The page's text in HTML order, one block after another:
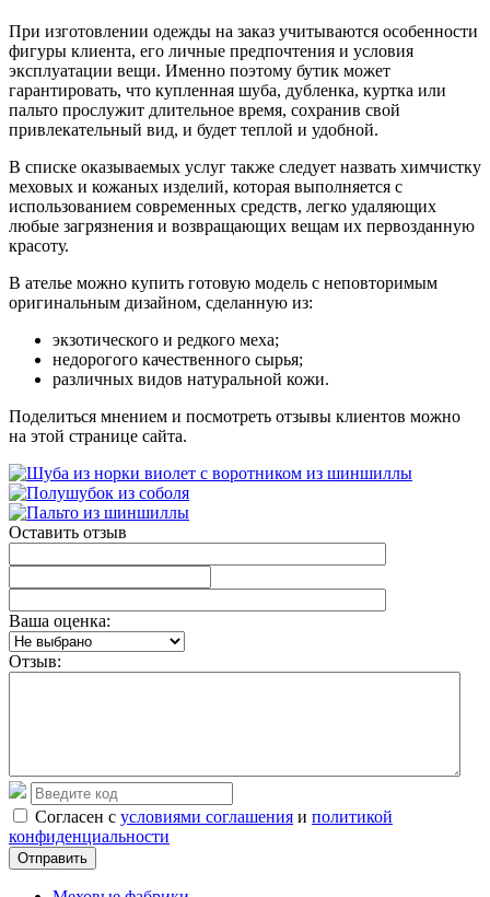
При изготовлении одежды на заказ учитываются особенности
фигуры клиента, его личные предпочтения и условия
эксплуатации вещи. Именно поэтому бутик может
гарантировать, что купленная шуба, дубленка, куртка или
пальто прослужит длительное время, сохранив свой
привлекательный вид, и будет теплой и удобной.
В списке оказываемых услуг также следует назвать химчистку
меховых и кожаных изделий, которая выполняется с
использованием современных средств, легко удаляющих
любые загрязнения и возвращающих вещам их первозданную
красоту.
В ателье можно купить готовую модель с неповторимым
оригинальным дизайном, сделанную из:
экзотического и редкого меха;
недорогого качественного сырья;
различных видов натуральной кожи.
Поделиться мнением и посмотреть отзывы клиентов можно
на этой странице сайта.
Оставить отзыв
Ваша оценка:
Отзыв:
Согласен с условиями соглашения и политикой
конфиденциальности
Отправить